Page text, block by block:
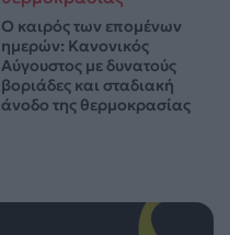
Ο καιρός των επομένων
ημερών: Κανονικός
Αύγουστος με δυνατούς
βοριάδες και σταδιακή
άνοδο της θερμοκρασίας